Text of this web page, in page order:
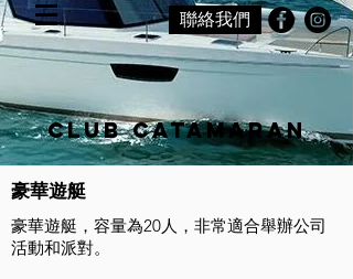
聯絡我們
Club Catamaran
豪華遊艇
豪華遊艇，容量為20人，非常適合舉辦公司
活動和派對。